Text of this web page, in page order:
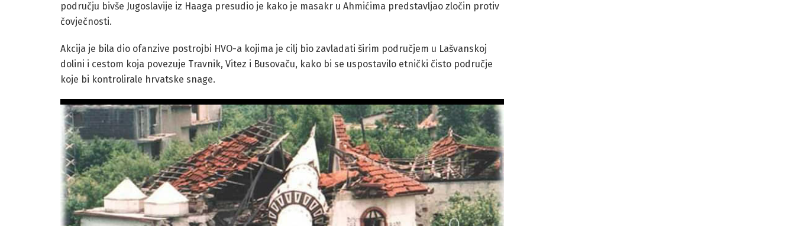
području bivše Jugoslavije iz Haaga presudio je kako je masakr u Ahmićima predstavljao zločin protiv
čovječnosti.
Akcija je bila dio ofanzive postrojbi HVO-a kojima je cilj bio zavladati širim područjem u Lašvanskoj
dolini i cestom koja povezuje Travnik, Vitez i Busovaču, kako bi se uspostavilo etnički čisto područje
koje bi kontrolirale hrvatske snage.